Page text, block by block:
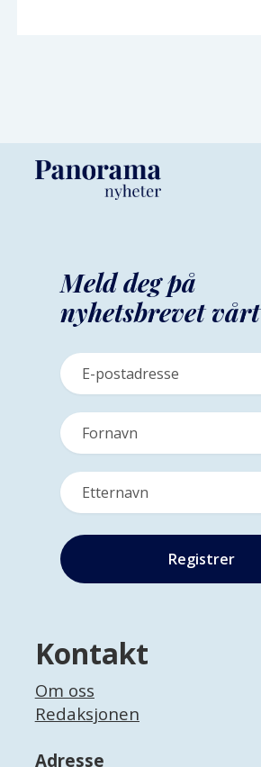
Meld deg på
nyhetsbrevet vårt
Kontakt
Om oss
Redaksjonen
Adresse